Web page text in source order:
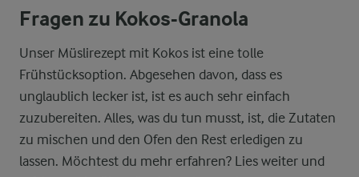
Fragen zu Kokos-Granola
Unser Müslirezept mit Kokos ist eine tolle
Frühstücksoption. Abgesehen davon, dass es
unglaublich lecker ist, ist es auch sehr einfach
zuzubereiten. Alles, was du tun musst, ist, die Zutaten
zu mischen und den Ofen den Rest erledigen zu
lassen. Möchtest du mehr erfahren? Lies weiter und